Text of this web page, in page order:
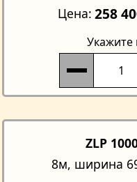
Цена 258
Укажите
ZLP
8м, ширина